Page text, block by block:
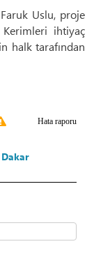
Uslu, proje
Kerimleri ihtiyaç
halk tarafından
Hata raporu
Dakar